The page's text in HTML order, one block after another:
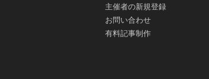
主催者の新規登録
お問い合わせ
有料記事制作